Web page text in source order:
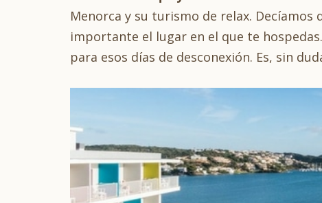
Menorca y su turismo de relax.
importante el lugar en el que te
para esos días de desconexión. Es, sin